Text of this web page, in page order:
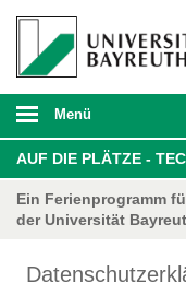
Menü
AUF DIE PLÄTZE -
Ein Ferienprogramm
der Universität